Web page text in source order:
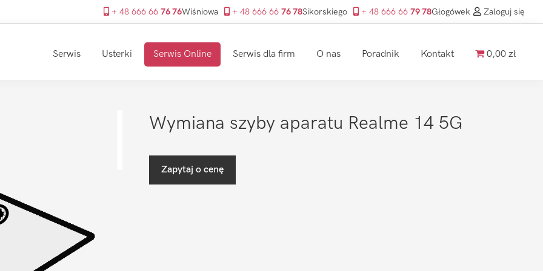
+ 48 666 66 76 76Wiśniowa + 48 666 66 76 78Sikorskiego + 48 666 66 79 78Głogówek Zaloguj się
Serwis Usterki Serwis Online Serwis dla firm O nas Poradnik Kontakt 0,00 zł
Wymiana szyby aparatu Realme 14 5G
Zapytaj o cenę